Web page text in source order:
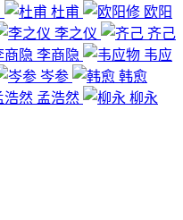
杜甫
欧阳
李之仪
齐己
李商隐
韦应
岑参
韩愈
孟浩然 柳永